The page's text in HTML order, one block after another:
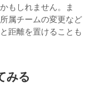
もしれません。ま
属チームの変更など
距離を置けることも
みる